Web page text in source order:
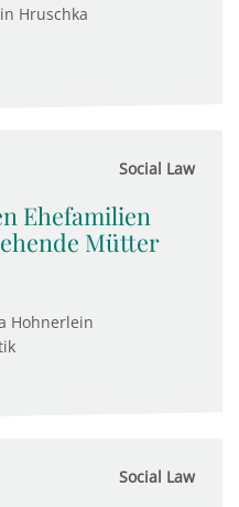
Hruschka
Social Law
Ehefamilien
Mütter
Hohnerlein
Social Law